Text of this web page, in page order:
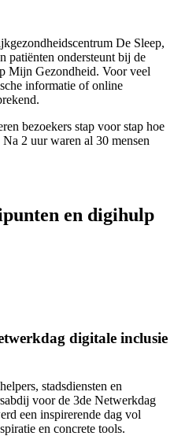
De Sleep,
patiënten ondersteunt bij de
Mijn Gezondheid. Voor veel
informatie of online
bezoekers stap voor stap hoe
2 uur waren al 30 mensen
en digihulp
digitale inclusie
stadsdiensten en
voor de 3de Netwerkdag
een inspirerende dag vol
en concrete tools.